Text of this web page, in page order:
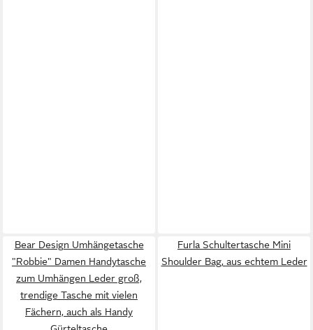
Bear Design Umhängetasche
"Robbie" Damen Handytasche
zum Umhängen Leder groß,
trendige Tasche mit vielen
Fächern, auch als Handy
Furla Schultertasche Mini
Shoulder Bag, aus echtem Leder